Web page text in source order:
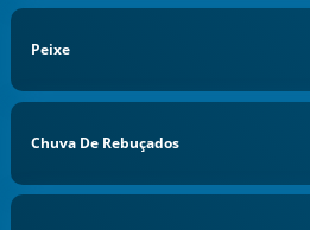
Peixe
Chuva De Rebuçados